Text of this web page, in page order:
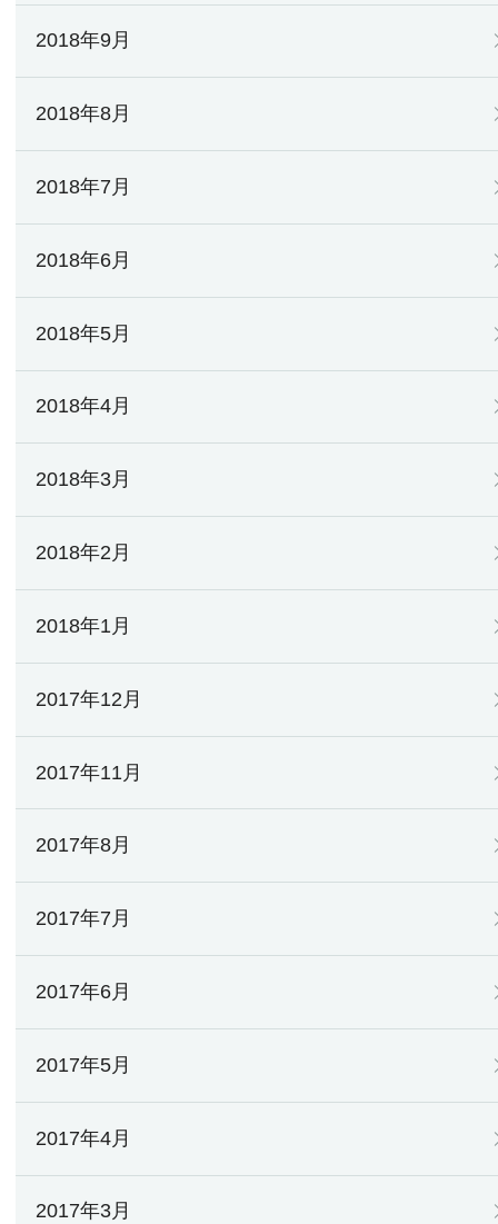
2018年9月
2018年8月
2018年7月
2018年6月
2018年5月
2018年4月
2018年3月
2018年2月
2018年1月
2017年12月
2017年11月
2017年8月
2017年7月
2017年6月
2017年5月
2017年4月
2017年3月